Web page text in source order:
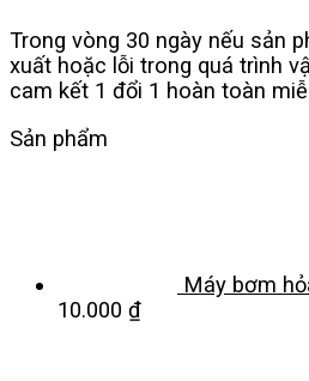
Trong vòng 30 ngày nếu sản
xuất hoặc lỗi trong quá trình
cam kết 1 đổi 1 hoàn toàn
Sản phẩm
Máy bơm
10.000 ₫